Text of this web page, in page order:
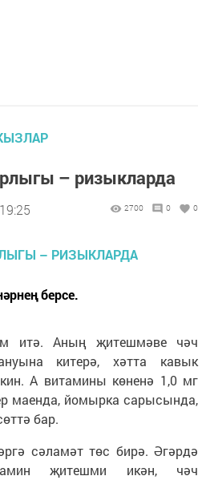
– ризыкларда
2700 0 0
берсе.
итә. Аның җитешмәве чәч
китерә, хәтта кавык
А витамины көненә 1,0 мг
маенда, йомырка сарысында,
бар.
сәламәт төс бирә. Әгәрдә
җитешми икән, чәч